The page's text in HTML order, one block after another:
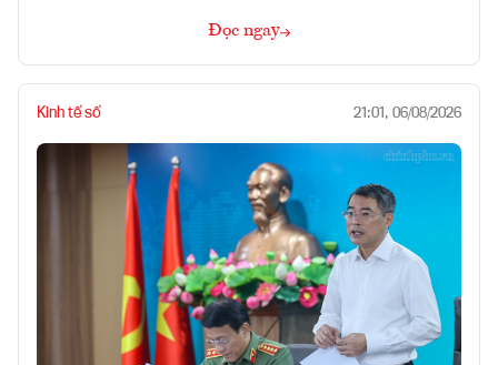
Đọc ngay
Kinh tế số 21:01, 06/08/2026